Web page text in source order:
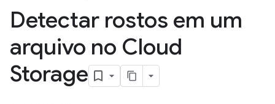
Detectar rostos em um
arquivo no Cloud
Storage